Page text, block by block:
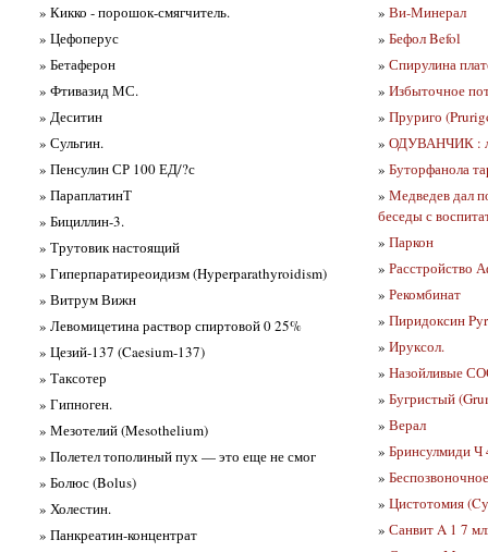
» Кикко - порошок-смягчитель.
» Цефоперус
» Бетаферон
» Фтивазид МС.
» Деситин
» Сульгин.
» Пенсулин СР 100 ЕД/?с
» ПараплатинТ
» Бициллин-3.
» Трутовик настоящий
» Гиперпаратиреоидизм (Hyperparathyroidism)
» Витрум Вижн
» Левомицетина раствор спиртовой 0 25%
» Цезий-137 (Caesium-137)
» Таксотер
» Гипноген.
» Мезотелий (Mesothelium)
» Полетел тополиный пух — это еще не смог
» Болюс (Bolus)
» Холестин.
» Панкреатин-концентрат
» Ви-Минерал
» Бефол Befol
» Спирулина
» Избыточное
» Пруриго
» ОДУВАНЧИК :
» Буторфанола
» Медведев дал
беседы с
» Паркон
» Расстройство
» Рекомбинат
» Пиридоксин
» Ируксол.
» Назойливые
» Бугристый
» Верал
» Бринсулмиди Ч
»
» Цистотомия
» Санвит A 1 7